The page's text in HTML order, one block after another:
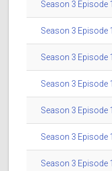
Season 3 Episode
Season 3 Episode
Season 3 Episode
Season 3 Episode
Season 3 Episode
Season 3 Episode
Season 3 Episode